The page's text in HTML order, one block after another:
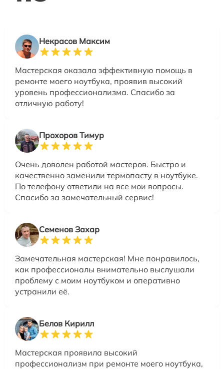
Некрасов Максим
Мастерская оказала эффективную помощь в
ремонте моего ноутбука, проявив высокий
уровень профессионализма. Спасибо за
отличную работу!
Прохоров Тимур
Очень доволен работой мастеров. Быстро и
качественно заменили термопасту в ноутбуке.
По телефону ответили на все мои вопросы.
Спасибо за замечательный сервис!
Семенов Захар
Замечательная мастерская! Мне понравилось,
как профессионалы внимательно выслушали
проблему с моим ноутбуком и оперативно
устранили её.
Белов Кирилл
Мастерская проявила высокий
профессионализм при ремонте моего ноутбука,